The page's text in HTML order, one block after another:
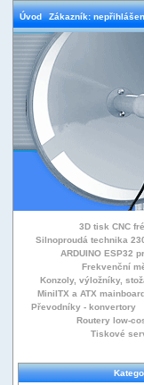
Úvod Zákazník: nepřihlášen
3D tisk CNC
Silnoproudá technika
ARDUINO ESP32
Frekvenční
Konzoly, výložníky,
MiniITX a ATX
Převodníky - konvertory
Routery low-
Tiskové